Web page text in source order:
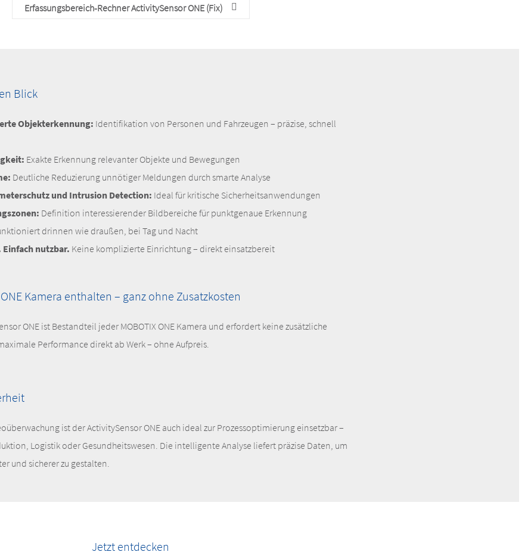
Erfassungsbereich-Rechner ActivitySensor ONE (Fix)
Blick
Objekterkennung: Identifikation von Personen und Fahrzeugen – präzise, schnell
Exakte Erkennung relevanter Objekte und Bewegungen
Deutliche Reduzierung unnötiger Meldungen durch smarte Analyse
und Intrusion Detection: Ideal für kritische Sicherheitsanwendungen
Definition interessierender Bildbereiche für punktgenaue Erkennung
drinnen wie draußen, bei Tag und Nacht
nutzbar. Keine komplizierte Einrichtung – direkt einsatzbereit
Kamera enthalten – ganz ohne Zusatzkosten
ONE ist Bestandteil jeder MOBOTIX ONE Kamera und erfordert keine zusätzliche
Performance direkt ab Werk – ohne Aufpreis.
ist der ActivitySensor ONE auch ideal zur Prozessoptimierung einsetzbar –
Logistik oder Gesundheitswesen. Die intelligente Analyse liefert präzise Daten, um
und sicherer zu gestalten.
Jetzt entdecken